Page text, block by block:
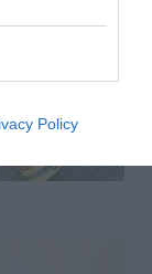
Policy